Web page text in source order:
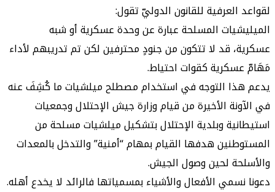
لقواعد العرفية للقانون الدوليّ تقول:
الميليشيات المسلحة عبارة عن وحدة عسكرية أو شبه
عسكرية، قد لا تتكون من جنودٍ محترفين لكن تم تدريبهم لأداء
مَهَامّ عسكرية كقوات احتياط.
يدعم هذا التوجه في استخدام مصطلح ميلشيات ما كُشِفَ عنه
في الآونة الأخيرة من قيام وزارة جيش الإحتلال وجمعيات
استيطانية وبلدية الإحتلال بتشكيل ميلشيات مسلحة من
المستوطنين هدفها القيام بمهام “أمنية” والتدخل بالمعدات
والأسلحة لحين وصول الجيش.
دعونا نسمي الأفعال والأشياء بمسمياتها فالرائد لا يخدع أهله.